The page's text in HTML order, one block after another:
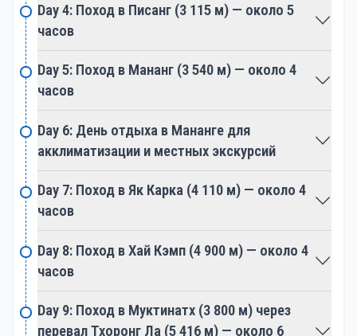
восстановить силы среди потрясающих
природных пейзажей.
Аннапурнский круг проходит через различные
климатические зоны, демонстрируя
субтропическую растительность, густые леса и
арктические ландшафты. Путешественники
переживают спектр экосистем за одно путешествие,
что добавляет привлекательности маршруту.
Как часть Зоны охраны Аннапурны, поход
знакомит путешественников с богатым
биоразнообразием региона. Редкие виды, такие
как скрытный снежный барс и красная панда,
обитают в этих горах, что придаёт экологическое
значение этому походу.
Day 4: Поход в Писанг (3 115 м) — около 5
часов
Day 5: Поход в Мананг (3 540 м) — около 4
часов
Day 6: День отдыха в Мананге для
акклиматизации и местных экскурсий
Day 7: Поход в Як Карка (4 110 м) — около 4
часов
Day 8: Поход в Хай Кэмп (4 900 м) — около 4
часов
Day 9: Поход в Муктинатх (3 800 м) через
перевал Тхоронг Ла (5 416 м) — около 6